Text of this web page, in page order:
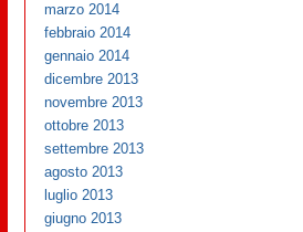
marzo 2014
febbraio 2014
gennaio 2014
dicembre 2013
novembre 2013
ottobre 2013
settembre 2013
agosto 2013
luglio 2013
giugno 2013